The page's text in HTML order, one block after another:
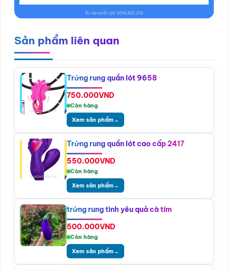
Sản phẩm liên quan
Trứng rung quần lót 9658
750.000VND
Còn hàng
Xem sản phẩm→
Trứng rung quần lót cao cấp 2417
550.000VND
Còn hàng
Xem sản phẩm→
trứng rung tình yêu quả cà tím
500.000VND
Còn hàng
Xem sản phẩm→